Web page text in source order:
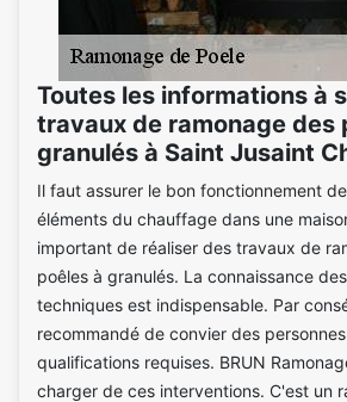
Toutes les informations à
travaux de ramonage des
granulés à Saint Jusaint
Il faut assurer le bon fonctionnement
éléments du chauffage dans une
important de réaliser des travaux de
poêles à granulés. La connaissance
techniques est indispensable. Par
recommandé de convier des
qualifications requises. BRUN
charger de ces interventions. C'est un